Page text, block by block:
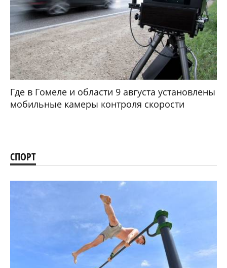
Где в Гомеле и области 9 августа установлены
мобильные камеры контроля скорости
СПОРТ